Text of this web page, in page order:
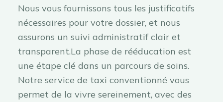
Nous vous fournissons tous les justificatifs
nécessaires pour votre dossier, et nous
assurons un suivi administratif clair et
transparent.La phase de rééducation est
une étape clé dans un parcours de soins.
Notre service de taxi conventionné vous
permet de la vivre sereinement, avec des